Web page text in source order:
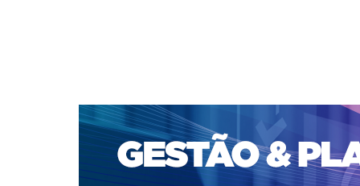
CAPA SOBRE ACESSO CADASTRO
PORTAL DE REVISTAS DA UNIFACS
SUBMISSÕES
PARA SUBMISSÃO DE ARTIGOS
TUTORIAL PARA
Capa v. 23, jan./dez. 2022>